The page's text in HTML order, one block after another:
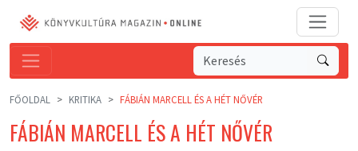
FŐOLDAL KRITIKA FÁBIÁN MARCELL ÉS A HÉT NŐVÉR
FÁBIÁN MARCELL ÉS A HÉT NŐVÉR